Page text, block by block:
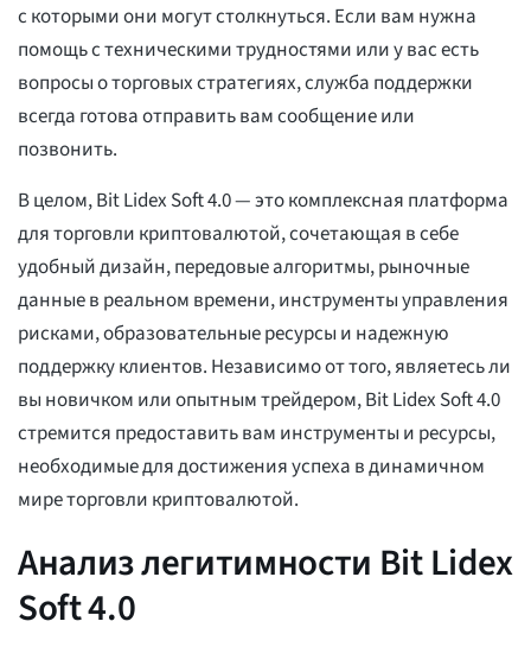
с которыми они могут столкнуться. Если вам нужна
помощь с техническими трудностями или у вас есть
вопросы о торговых стратегиях, служба поддержки
всегда готова отправить вам сообщение или
позвонить.
В целом, Bit Lidex Soft 4.0 — это комплексная платформа
для торговли криптовалютой, сочетающая в себе
удобный дизайн, передовые алгоритмы, рыночные
данные в реальном времени, инструменты управления
рисками, образовательные ресурсы и надежную
поддержку клиентов. Независимо от того, являетесь ли
вы новичком или опытным трейдером, Bit Lidex Soft 4.0
стремится предоставить вам инструменты и ресурсы,
необходимые для достижения успеха в динамичном
мире торговли криптовалютой.
Анализ легитимности Bit Lidex
Soft 4.0